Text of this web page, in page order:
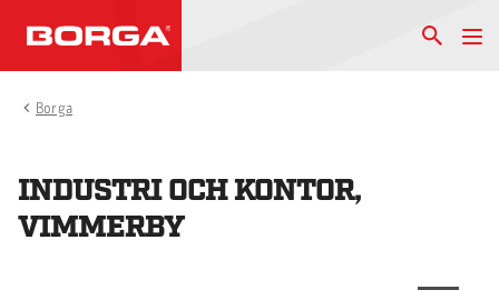
Borga
INDUSTRI OCH KONTOR,
VIMMERBY